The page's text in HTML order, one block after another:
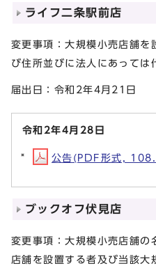
ライフ二条駅前店
変更事項：大規模小売店舗を
び住所並びに法人にあっては
届出日：令和2年4月21日
令和2年4月28日
公告(PDF形式,
ブックオフ伏見店
変更事項：大規模小売店舗の
店舗を設置する者及び当該大